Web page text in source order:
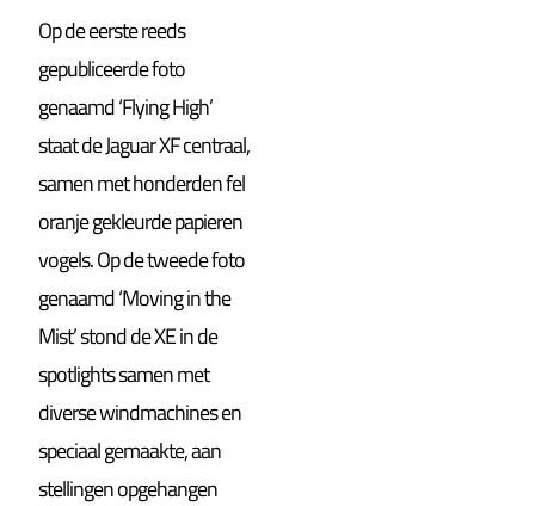
Op de eerste reeds
gepubliceerde foto
genaamd ‘Flying High’
staat de Jaguar XF centraal,
samen met honderden fel
oranje gekleurde papieren
vogels. Op de tweede foto
genaamd ‘Moving in the
Mist’ stond de XE in de
spotlights samen met
diverse windmachines en
speciaal gemaakte, aan
stellingen opgehangen